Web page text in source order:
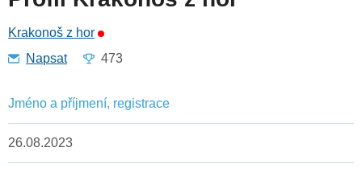
Krakonoš z hor
Napsat
473
Jméno a příjmení, registrace
26.08.2023